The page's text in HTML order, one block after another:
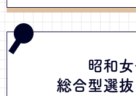
昭和
総合型選抜